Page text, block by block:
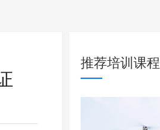
推荐培训课程